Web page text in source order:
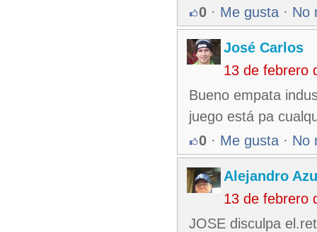
0 · Me gusta · No
José Carlos
13 de febrero
Bueno empata
juego está pa
0 · Me gusta · No
Alejandro
13 de febrero
JOSE disculpa